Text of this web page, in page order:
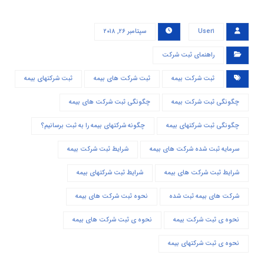
User۱ سپتامبر ۲۶, ۲۰۱۸
راهنمای ثبت شرکت
ثبت شرکت بیمه ثبت شرکت های بیمه ثبت شرکتهای بیمه
چگونگی ثبت شرکت بیمه چگونگی ثبت شرکت های بیمه
چگونگی ثبت شرکتهای بیمه چگونه شرکتهای بیمه را به ثبت برسانیم؟
سرمایه ثبت شده شرکت های بیمه شرایط ثبت شرکت بیمه
شرایط ثبت شرکت های بیمه شرایط ثبت شرکتهای بیمه
شرکت های بیمه ثبت شده نحوه ثبت شرکت های بیمه
نحوه ی ثبت شرکت بیمه نحوه ی ثبت شرکت های بیمه
نحوه ی ثبت شرکتهای بیمه